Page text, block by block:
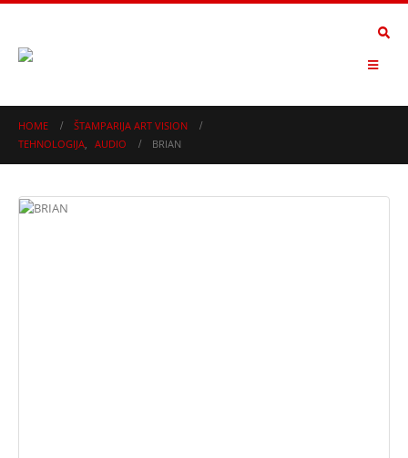
HOME
ŠTAMPARIJA ART VISION
TEHNOLOGIJA, AUDIO BRIAN